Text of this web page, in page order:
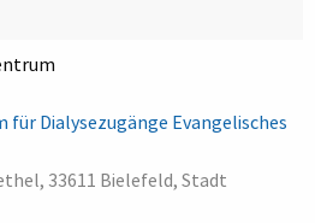
Dialysezugänge Evangelisches
33611 Bielefeld, Stadt